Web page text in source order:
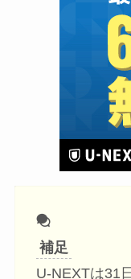
補足
U-NEXTは31